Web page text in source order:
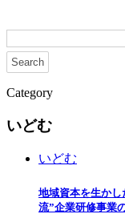
Category
いどむ
いどむ
地域資本を生か
流”企業研修事業